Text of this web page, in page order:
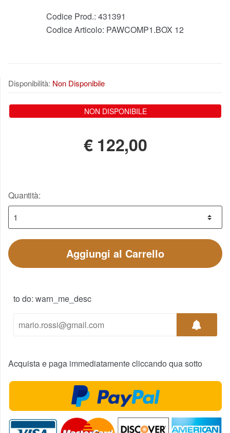
Codice Prod.: 431391
Codice Articolo: PAWCOMP1.BOX 12
Disponibilità: Non Disponibile
NON DISPONIBILE
€ 122,00
Quantità:
Aggiungi al Carrello
to do: warn_me_desc
Acquista e paga immediatamente cliccando qua sotto